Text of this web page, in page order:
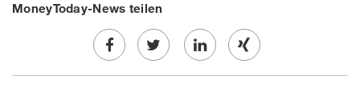
MoneyToday-News teilen
Share Twe
Share Share